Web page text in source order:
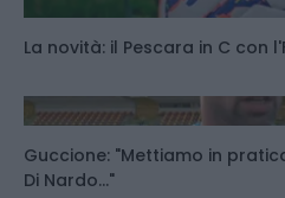
La novità: il Pescara in C con
Guccione: "Mettiamo in
Di Nardo..."